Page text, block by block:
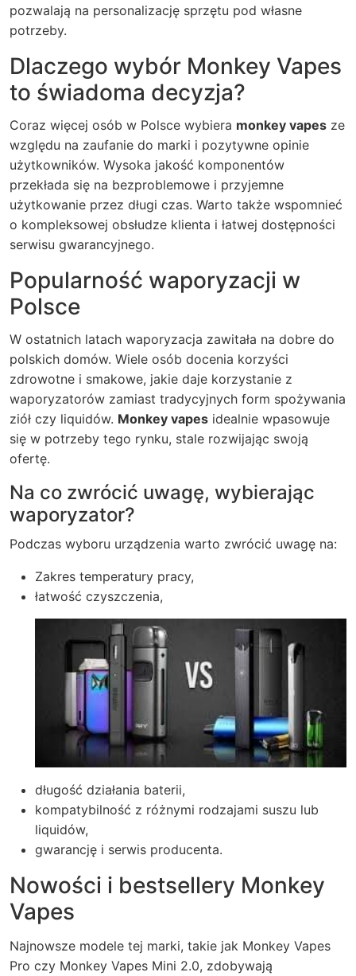
pozwalają na personalizację sprzętu pod własne
potrzeby.
Dlaczego wybór Monkey Vapes
to świadoma decyzja?
Coraz więcej osób w Polsce wybiera monkey vapes ze
względu na zaufanie do marki i pozytywne opinie
użytkowników. Wysoka jakość komponentów
przekłada się na bezproblemowe i przyjemne
użytkowanie przez długi czas. Warto także wspomnieć
o kompleksowej obsłudze klienta i łatwej dostępności
serwisu gwarancyjnego.
Popularność waporyzacji w
Polsce
W ostatnich latach waporyzacja zawitała na dobre do
polskich domów. Wiele osób docenia korzyści
zdrowotne i smakowe, jakie daje korzystanie z
waporyzatorów zamiast tradycyjnych form spożywania
ziół czy liquidów. Monkey vapes idealnie wpasowuje
się w potrzeby tego rynku, stale rozwijając swoją
ofertę.
Na co zwrócić uwagę, wybierając
waporyzator?
Podczas wyboru urządzenia warto zwrócić uwagę na:
Zakres temperatury pracy,
łatwość czyszczenia,
długość działania baterii,
kompatybilność z różnymi rodzajami suszu lub
liquidów,
gwarancję i serwis producenta.
Nowości i bestsellery Monkey
Vapes
Najnowsze modele tej marki, takie jak Monkey Vapes
Pro czy Monkey Vapes Mini 2.0, zdobywają